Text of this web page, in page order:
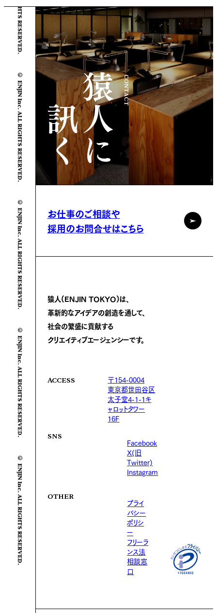
© ENJIN Inc. ALL RIGHTS RESERVED.
© ENJIN Inc. ALL RIGHTS RESERVED.
© ENJIN Inc. ALL RIGHTS RESERVED.
© ENJIN Inc. ALL RIGHTS RESERVED.
CONTACT
お仕事のご相談や
採用のお問合せはこちら
猿人(ENJIN TOKYO)は、
革新的なアイデアの創造を通して、
社会の繁盛に貢献する
クリエイティブエージェンシーです。
ACCESS
〒154-0004
東京都世田谷区
太子堂4-1-1キ
ャロットタワー
16F
SNS
Facebook
X(旧
Twitter)
Instagram
OTHER
プライ
バシー
ポリシ
ー
フリーラ
ンス法
相談窓
口